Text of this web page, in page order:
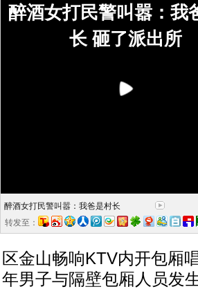
醉酒女打民警叫嚣：我
长 砸了派出所
醉酒女打民警叫嚣：我爸是村长
转发至：
区金山畅响KTV内开包厢
年男子与隔壁包厢人员发